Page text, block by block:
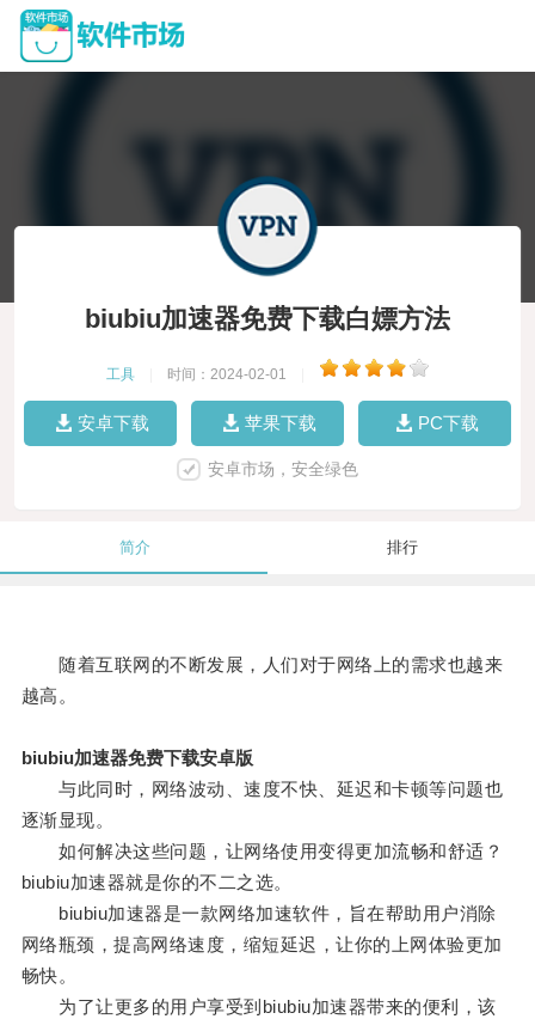
biubiu加速器免费下载白嫖方法
工具 时间：2024-02-01
安卓下载 苹果下载 PC下载
安卓市场，安全绿色
简介 排行
随着互联网的不断发展，人们对于网络上的需求也越来
越高。
biubiu加速器免费下载安卓版
与此同时，网络波动、速度不快、延迟和卡顿等问题也
逐渐显现。
如何解决这些问题，让网络使用变得更加流畅和舒适？
biubiu加速器就是你的不二之选。
biubiu加速器是一款网络加速软件，旨在帮助用户消除
网络瓶颈，提高网络速度，缩短延迟，让你的上网体验更加
畅快。
为了让更多的用户享受到biubiu加速器带来的便利，该